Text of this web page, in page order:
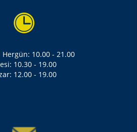
Hergün: 10.00 - 21.00
10.30 - 19.00
12.00 - 19.00